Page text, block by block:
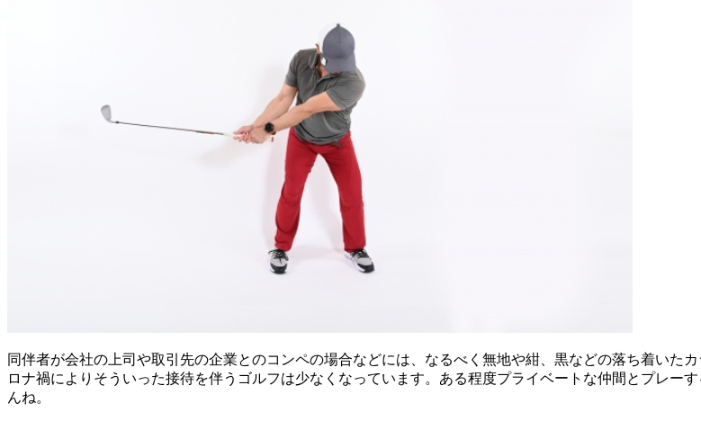
同伴者が会社の上司や取引先の企業とのコンペの場合などには、なるべく無地や紺、黒などの落ち着いた
ロナ禍によりそういった接待を伴うゴルフは少なくなっています。ある程度プライベートな仲間とプレーす
んね。